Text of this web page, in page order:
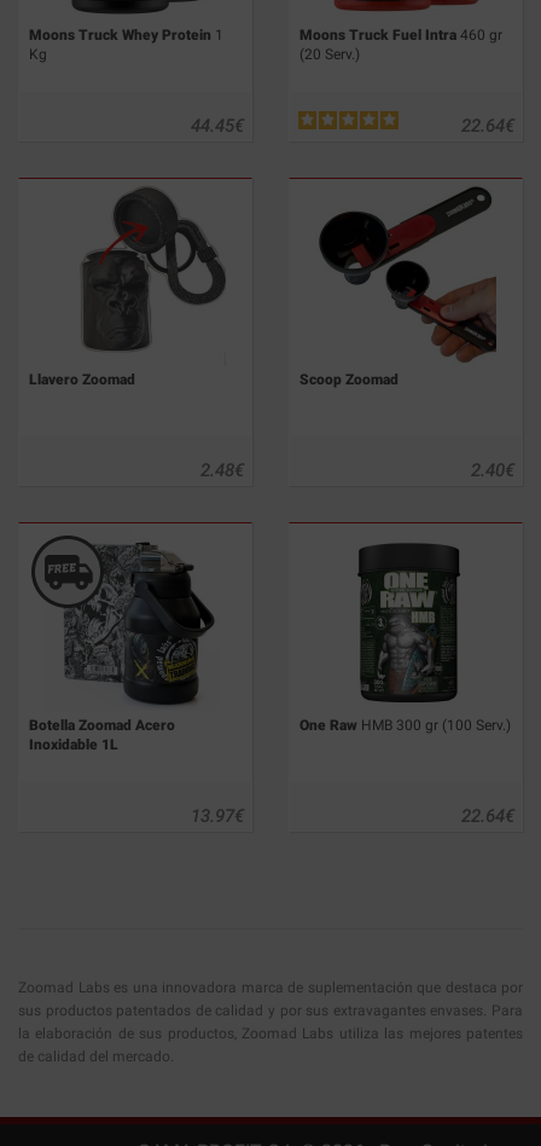
Moons Truck Whey Protein 1
Kg
€
44.45
Moons Truck Fuel Intra 460 gr
(20 Serv.)
€
22.64
Llavero Zoomad
€
2.48
Scoop Zoomad
€
2.40
Botella Zoomad Acero
Inoxidable 1L
€
13.97
One Raw HMB 300 gr (100 Serv.)
€
22.64
Zoomad Labs es una innovadora marca de suplementación que destaca por
sus productos patentados de calidad y por sus extravagantes envases. Para
la elaboración de sus productos, Zoomad Labs utiliza las mejores patentes
de calidad del mercado.